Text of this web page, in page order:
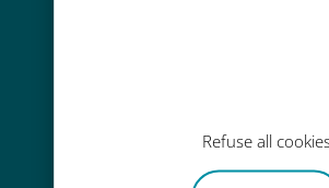
Refuse all